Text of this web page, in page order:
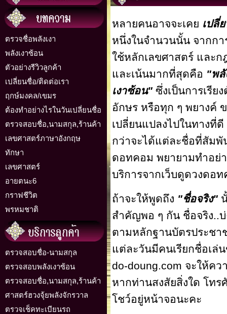
ตรวจชื่อพลังเงา
พลังเงาซ้อน
ตัวอย่างรีวิวลูกค้า
เปลี่ยนชื่อ/ติดต่อเรา
ฤกษ์มงคล/เขมร
ต้องทำอย่างไรในวันเปลี่ยนชื่อ
ตรวจสอบชื่อ,นามสกุล,ร้านค้า
เลขศาสตร์ภาษาอังกฤษ
ทักษา
เลขศาสตร์
อายตนะ6
กราฟชีวิต
พรหมชาติ
ตรวจสอบชื่อ-นามสกุล
ตรวจสอบพลังเงาซ้อน
ตรวจสอบชื่อ,นามสกุล,ร้านค้า
ศาสตร์ฮวงจุ้ยพลังจักรวาล
ตรวจเช็คทะเบียนรถ
หลายคนอาจจะเคย เปลี่
หนึ่งในจำนวนนั้น จากกา
ใช้หลักเลขศาสตร์ และ
และเน้นมากที่สุดคือ "พลั
เงาซ้อน" ซึ่งเป็นการเรี
อักษร หรือทุก ๆ พยางค์
เปลี่ยนแปลงไปในทางที่
กว่าจะได้แต่ละชื่อที่สัมพั
ดอทคอม พยายามทำอย่
บริการจากเว็บดูดวงดอ
ถ้าจะให้พูดถึง "ชื่อจริง"
สำคัญพอ ๆ กัน ชื่อจริง..
ตามหลักฐานบัตรประชา
แต่ละวันมีคนเรียกชื่อเล่
do-doung.com จะให้ค
หากท่านสงสัยสิ่งใด โท
โชว์อยู่หน้าจอนะคะ